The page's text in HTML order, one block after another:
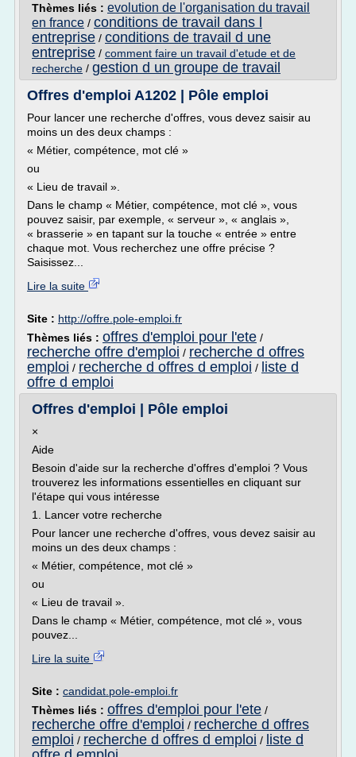
Thèmes liés : evolution de l'organisation du travail
en france / conditions de travail dans l
entreprise / conditions de travail d une
entreprise / comment faire un travail d'etude et de
recherche / gestion d un groupe de travail
Offres d'emploi A1202 | Pôle emploi
Pour lancer une recherche d'offres, vous devez saisir au
moins un des deux champs :
« Métier, compétence, mot clé »
ou
« Lieu de travail ».
Dans le champ « Métier, compétence, mot clé », vous
pouvez saisir, par exemple, « serveur », « anglais »,
« brasserie » en tapant sur la touche « entrée » entre
chaque mot. Vous recherchez une offre précise ?
Saisissez...
Lire la suite
Site : http://offre.pole-emploi.fr
Thèmes liés : offres d'emploi pour l'ete /
recherche offre d'emploi / recherche d offres
emploi / recherche d offres d emploi / liste d
offre d emploi
Offres d'emploi | Pôle emploi
×
Aide
Besoin d'aide sur la recherche d'offres d'emploi ? Vous
trouverez les informations essentielles en cliquant sur
l'étape qui vous intéresse
1. Lancer votre recherche
Pour lancer une recherche d'offres, vous devez saisir au
moins un des deux champs :
« Métier, compétence, mot clé »
ou
« Lieu de travail ».
Dans le champ « Métier, compétence, mot clé », vous
pouvez...
Lire la suite
Site : candidat.pole-emploi.fr
Thèmes liés : offres d'emploi pour l'ete /
recherche offre d'emploi / recherche d offres
emploi / recherche d offres d emploi / liste d